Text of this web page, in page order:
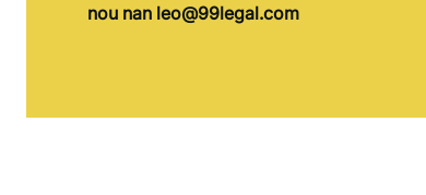
nou nan leo@99legal.com